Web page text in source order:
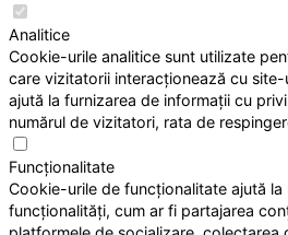
Analitice
Cookie-urile analitice sunt utilizate
care vizitatorii interacționează cu
ajută la furnizarea de informații cu
numărul de vizitatori, rata de
Funcționalitate
Cookie-urile de funcționalitate ajută la
funcționalități, cum ar fi partajarea